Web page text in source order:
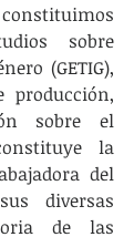
sobre
(GETIG),
producción,
sobre el
la
del
diversas
de las